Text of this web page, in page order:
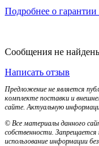
Подробнее о
Сообщения не
Написать отзыв
Предложение не является
комплекте поставки и
сайте. Актуальную
© Все материалы данного
собственности. Запрещается
использование информации